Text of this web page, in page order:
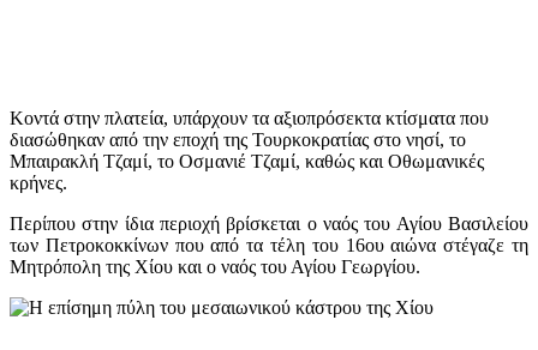
Κοντά στην πλατεία, υπάρχουν τα αξιοπρόσεκτα κτίσματα που
διασώθηκαν από την εποχή της Τουρκοκρατίας στο νησί, το
Μπαιρακλή Τζαμί, το Οσμανιέ Τζαμί, καθώς και Οθωμανικές
κρήνες.
Περίπου στην ίδια περιοχή βρίσκεται ο ναός του Αγίου Βασιλείου
των Πετροκοκκίνων που από τα τέλη του 16ου αιώνα στέγαζε τη
Μητρόπολη της Χίου και ο ναός του Αγίου Γεωργίου.